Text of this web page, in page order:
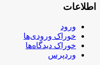
اطلاعات
ورود
خوراک ورودی‌ها
خوراک دیدگاه‌ها
وردپرس